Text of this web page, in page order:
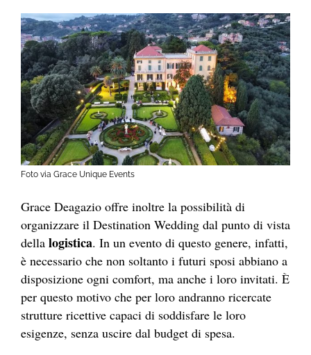
Foto via Grace Unique Events
Grace Deagazio offre inoltre la possibilità di
organizzare il Destination Wedding dal punto di vista
della logistica. In un evento di questo genere, infatti,
è necessario che non soltanto i futuri sposi abbiano a
disposizione ogni comfort, ma anche i loro invitati. È
per questo motivo che per loro andranno ricercate
strutture ricettive capaci di soddisfare le loro
esigenze, senza uscire dal budget di spesa.